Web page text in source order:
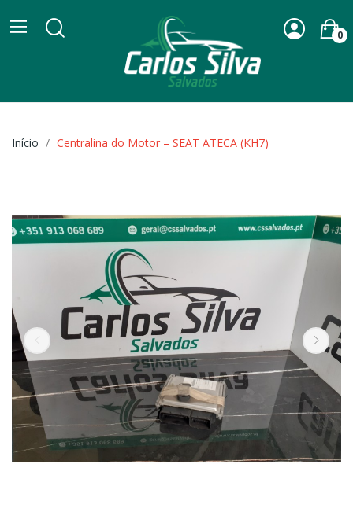
0
Início Centralina do Motor – SEAT ATECA (KH7)